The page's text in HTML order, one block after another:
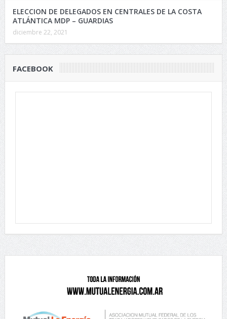
ELECCION DE DELEGADOS EN CENTRALES DE LA COSTA
ATLÁNTICA MDP – GUARDIAS
diciembre 22, 2021
FACEBOOK